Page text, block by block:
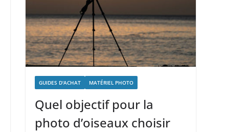
GUIDES D'ACHAT MATÉRIEL PHOTO
Quel objectif pour la
photo d’oiseaux choisir